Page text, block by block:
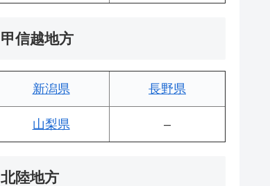
甲信越地方
新潟県 長野県
山梨県 –
北陸地方